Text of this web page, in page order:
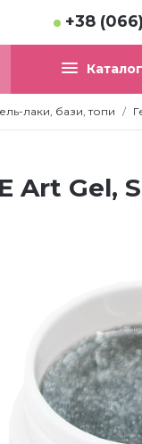
+38
Каталог
лаки, бази, топи
Art Gel,